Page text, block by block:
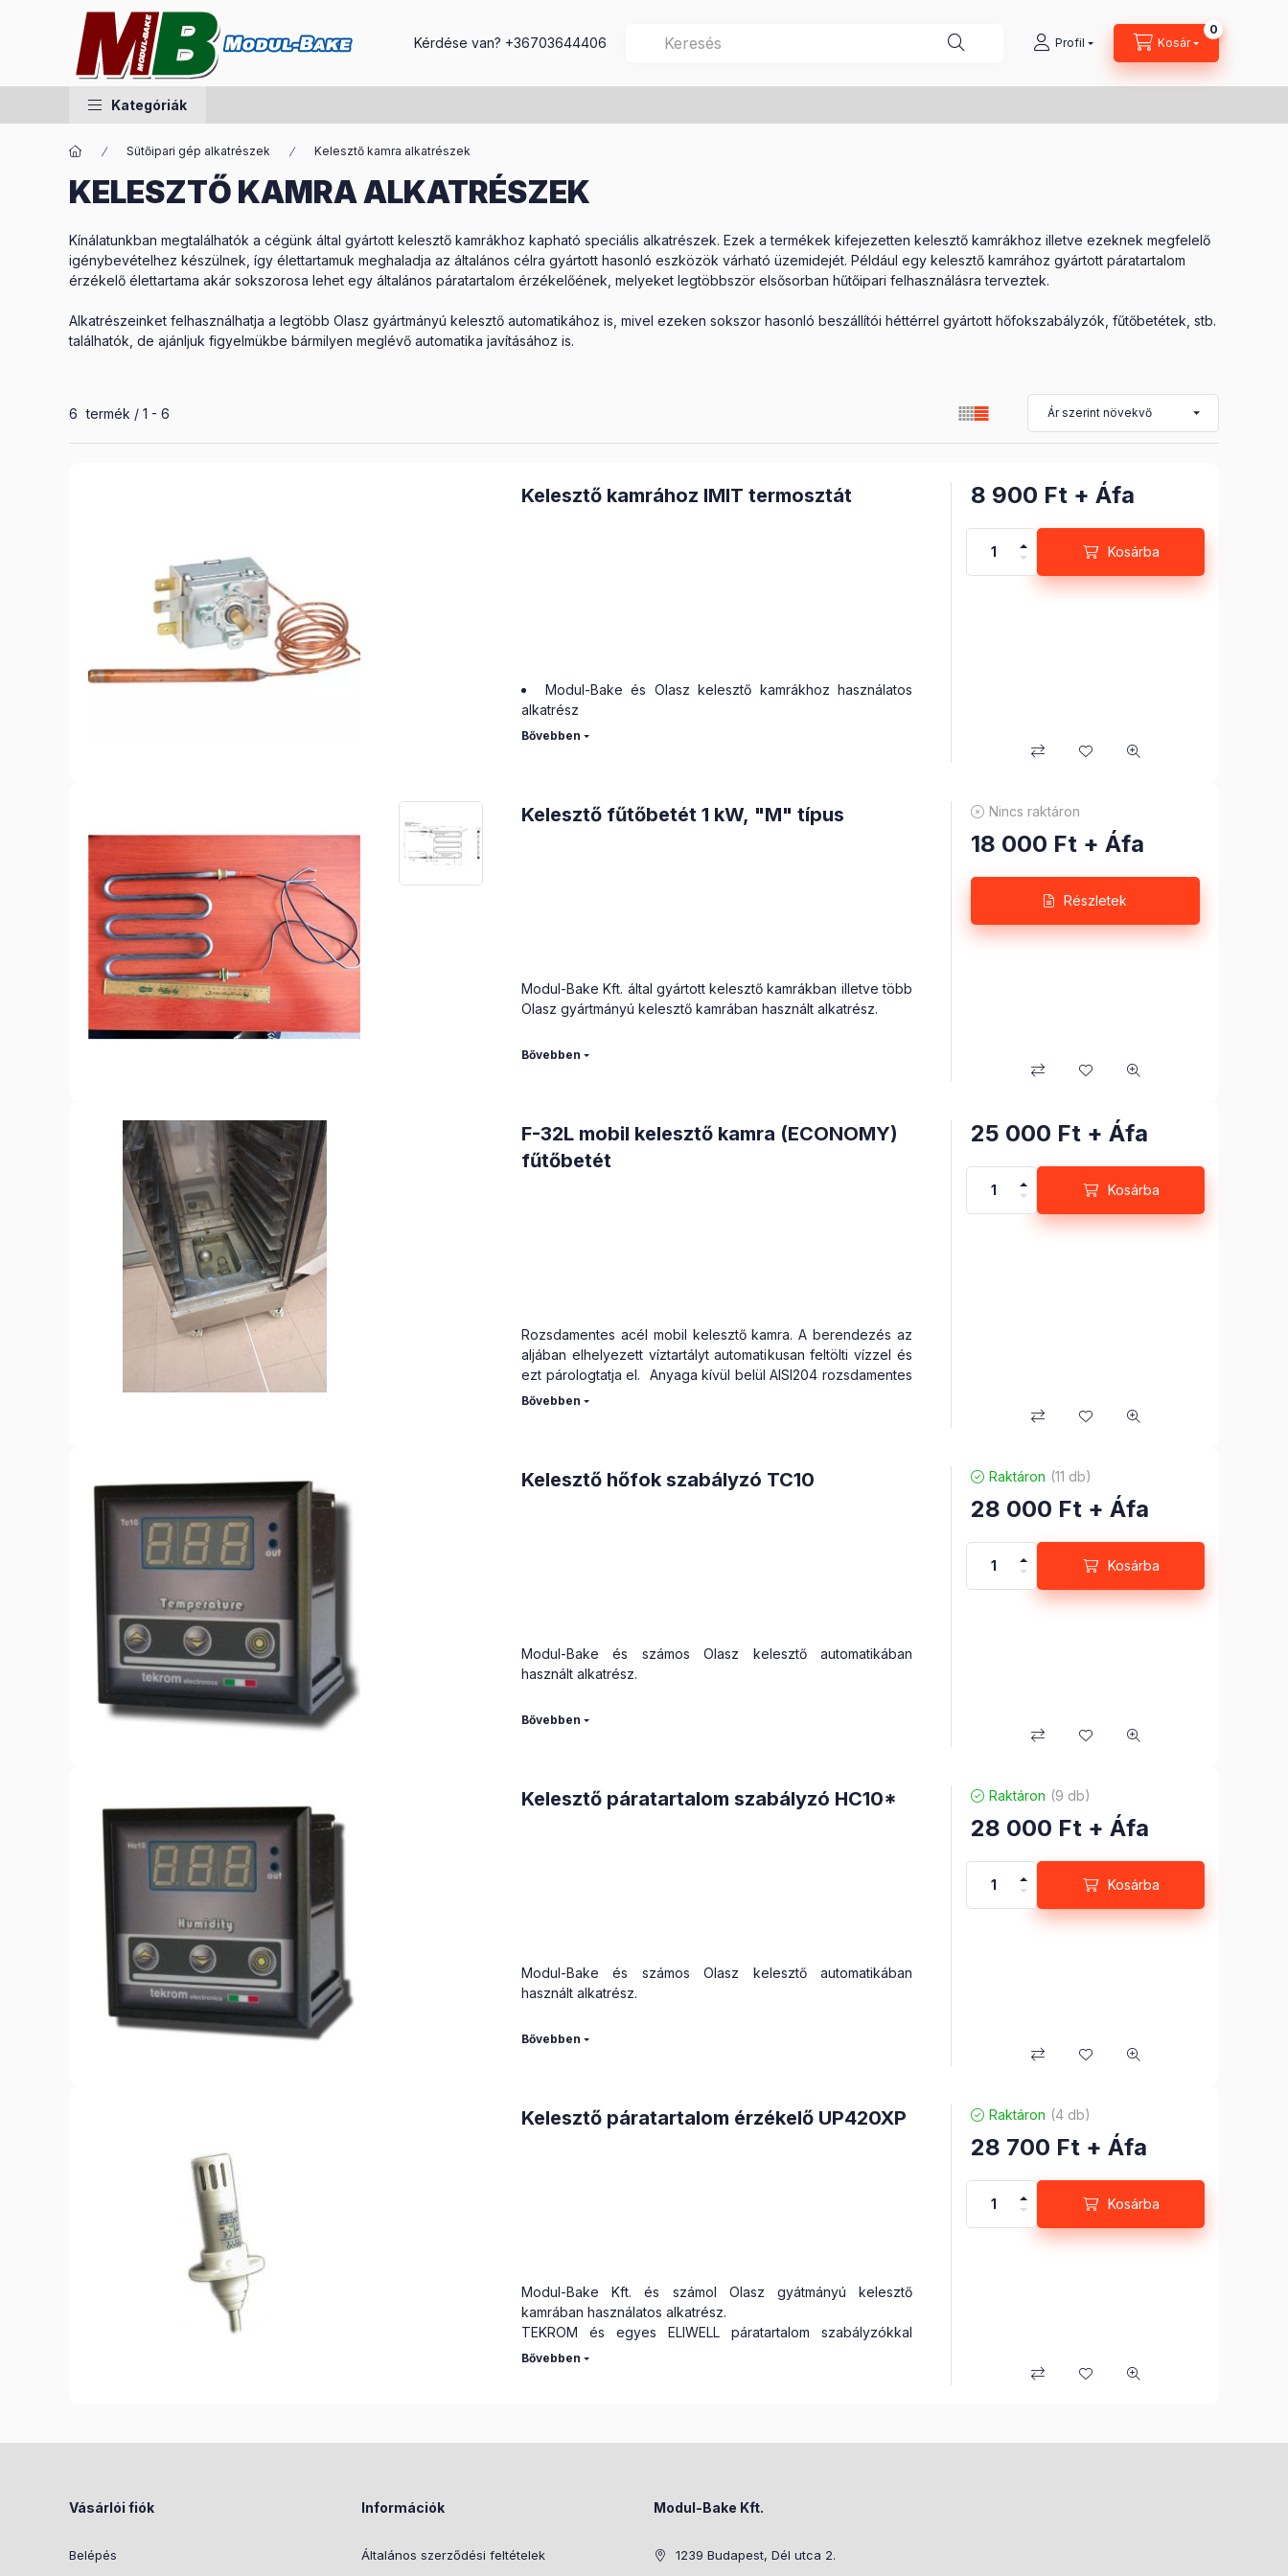
Kérdése van? +36703644406 Profil Kosár
Kosárban
0
Kategóriák
Sütőipari gép alkatrészek Kelesztő kamra alkatrészek
KELESZTŐ KAMRA ALKATRÉSZEK
Kínálatunkban megtalálhatók a cégünk által gyártott kelesztő kamrákhoz kapható speciális alkatrészek. Ezek a termékek kifejezetten kelesztő kamrákhoz illetve ezeknek megfelelő
igénybevételhez készülnek, így élettartamuk meghaladja az általános célra gyártott hasonló eszközök várható üzemidejét. Például egy kelesztő kamrához gyártott páratartalom
érzékelő élettartama akár sokszorosa lehet egy általános páratartalom érzékelőének, melyeket legtöbbször elsősorban hűtőipari felhasználásra terveztek.
Alkatrészeinket felhasználhatja a legtöbb Olasz gyártmányú kelesztő automatikához is, mivel ezeken sokszor hasonló beszállítói héttérrel gyártott hőfokszabályzók, fűtőbetétek, stb.
találhatók, de ajánljuk figyelmükbe bármilyen meglévő automatika javításához is.
Összes termék a kategóriában
6 termék 1 6
Kelesztő kamrához IMIT termosztát
Modul-Bake és Olasz kelesztő kamrákhoz használatos
alkatrész
Kapilláris termosztát speciálisan kelesztőkhöz készülő
fűtőbetétek ki / bekapcsolását a víz hőfok függvényében.
8 900 Ft + Áfa
Kosárba
Kelesztő fűtőbetét 1 kW, "M" típus
Modul-Bake Kft. által gyártott kelesztő kamrákban illetve több
Olasz gyártmányú kelesztő kamrában használt alkatrész.
Alkalmas a víz és a levegő fűtésére is.
Nincs raktáron
18 000 Ft + Áfa
Részletek
F-32L mobil kelesztő kamra (ECONOMY)
fűtőbetét
Rozsdamentes acél mobil kelesztő kamra. A berendezés az
aljában elhelyezett víztartályt automatikusan feltölti vízzel és
ezt párologtatja el. Anyaga kívül belül AISI204 rozsdamentes
acél.
Légforgató ventilátor
25 000 Ft + Áfa
Kosárba
Kelesztő hőfok szabályzó TC10
Modul-Bake és számos Olasz kelesztő automatikában
használt alkatrész.
DIN 96x96 beépítési méret
Raktáron (11 db)
28 000 Ft + Áfa
Kosárba
Kelesztő páratartalom szabályzó HC10*
Modul-Bake és számos Olasz kelesztő automatikában
használt alkatrész.
DIN 96x96 beépítési méret
Raktáron (9 db)
28 000 Ft + Áfa
Kosárba
Kelesztő páratartalom érzékelő UP420XP
Modul-Bake Kft. és számol Olasz gyátmányú kelesztő
kamrában használatos alkatrész.
TEKROM és egyes ELIWELL páratartalom szabályzókkal
összeépíthető.
Raktáron (4 db)
28 700 Ft + Áfa
Kosárba
Vásárlói fiók
Belépés
Információk
Általános szerződési feltételek
Modul-Bake Kft.
1239 Budapest, Dél utca 2.